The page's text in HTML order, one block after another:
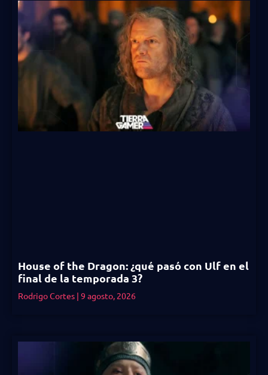
House of the Dragon: ¿qué pasó con Ulf en el
final de la temporada 3?
Rodrigo Cortes 9 agosto, 2026